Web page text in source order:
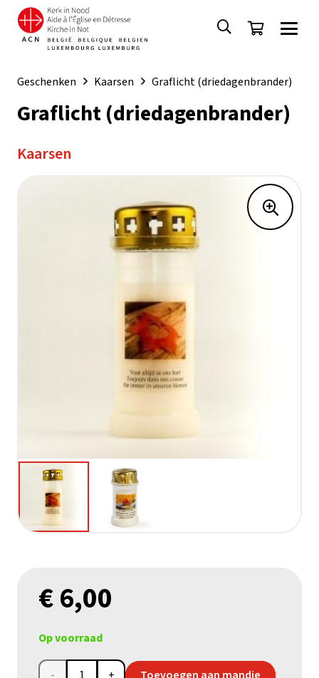
Geschenken Kaarsen Graflicht (driedagenbrander)
Graflicht (driedagenbrander)
Kaarsen
€6,00
Op voorraad
Graflicht